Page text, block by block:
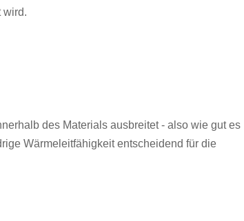
wird.
des Materials ausbreitet - also wie gut es
Wärmeleitfähigkeit entscheidend für die